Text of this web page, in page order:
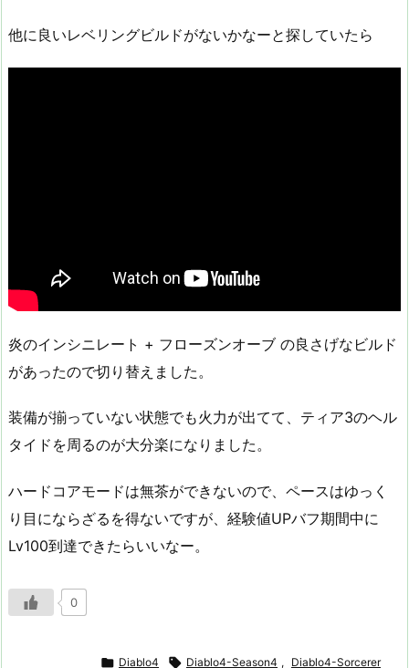
他に良いレベリングビルドがないかなーと探していたら
炎のインシニレート + フローズンオーブ の良さげなビルド
があったので切り替えました。
装備が揃っていない状態でも火力が出てて、ティア3のヘル
タイドを周るのが大分楽になりました。
ハードコアモードは無茶ができないので、ペースはゆっく
り目にならざるを得ないですが、経験値UPバフ期間中に
Lv100到達できたらいいなー。
0
 Diablo4  Diablo4-Season4 , Diablo4-Sorcerer